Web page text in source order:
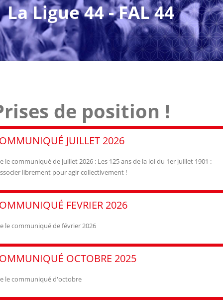
La Ligue 44 - FAL 44
de position !
JUILLET 2026
le communiqué de juillet 2026 : Les 125 ans de la loi du 1er juillet 1901 :
librement pour agir collectivement !
FEVRIER 2026
le communiqué de février 2026
OCTOBRE 2025
le communiqué d'octobre